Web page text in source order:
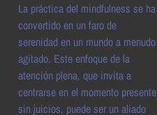
La práctica del mindfulness se ha
convertido en un faro de
serenidad en un mundo a menudo
agitado. Este enfoque de la
atención plena, que invita a
centrarse en el momento presente
sin juicios, puede ser un aliado